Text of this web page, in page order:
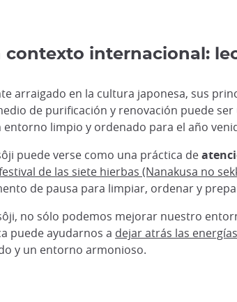
contexto internacional:
arraigado en la cultura japonesa, sus
de purificación y renovación puede
entorno limpio y ordenado para el año
puede verse como una práctica de
de las siete hierbas (Nanakusa no
de pausa para limpiar, ordenar y
no sólo podemos mejorar nuestro
puede ayudarnos a dejar atrás las
y un entorno armonioso.